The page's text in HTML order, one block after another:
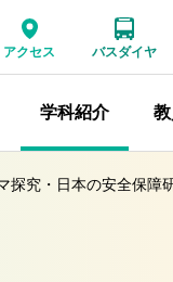
アクセス バスダイヤ
学科紹介
探究・日本の安全保障